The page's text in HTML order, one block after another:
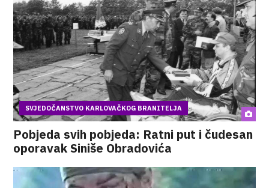
SVJEDOČANSTVO KARLOVAČKOG BRANITELJA
Pobjeda svih pobjeda: Ratni put i čudesan
oporavak Siniše Obradovića